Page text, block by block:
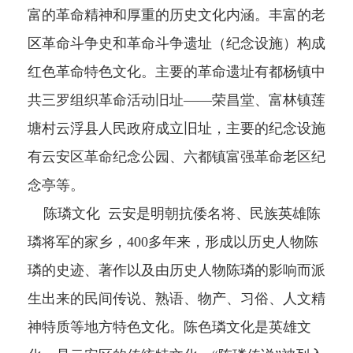
富的革命精神和厚重的历史文化内涵。丰富的老
区革命斗争史和革命斗争遗址（纪念设施）构成
红色革命特色文化。主要的革命遗址有都杨镇中
共三罗组织革命活动旧址——荣昌堂、富林镇莲
塘村云浮县人民政府成立旧址，主要的纪念设施
有云安区革命纪念公园、六都镇富强革命老区纪
念亭等。
陈璘文化 云安是明朝抗倭名将、民族英雄陈
璘将军的家乡，400多年来，形成以历史人物陈
璘的史迹、著作以及由历史人物陈璘的影响而派
生出来的民间传说、熟语、物产、习俗、人文精
神特质等地方特色文化。陈色璘文化是英雄文